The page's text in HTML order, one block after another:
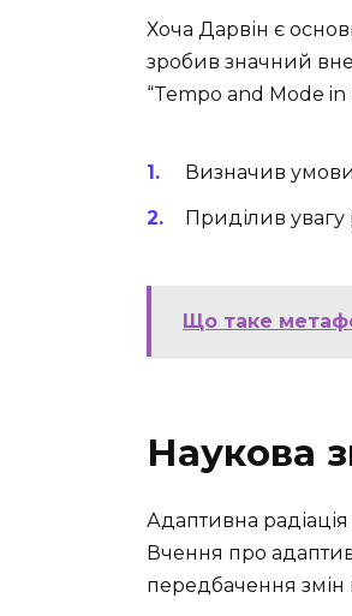
Хоча Дарвін є
зробив значний
“Tempo and Mode
Визначив
Приділив
Що таке
Наукова
Адаптивна радіація
Вчення про
передбачення змін